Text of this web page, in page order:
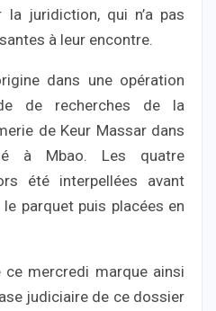
juridiction, qui n’a pas
à leur encontre.
dans une opération
de recherches de la
de Keur Massar dans
à Mbao. Les quatre
été interpellées avant
parquet puis placées en
mercredi marque ainsi
judiciaire de ce dossier